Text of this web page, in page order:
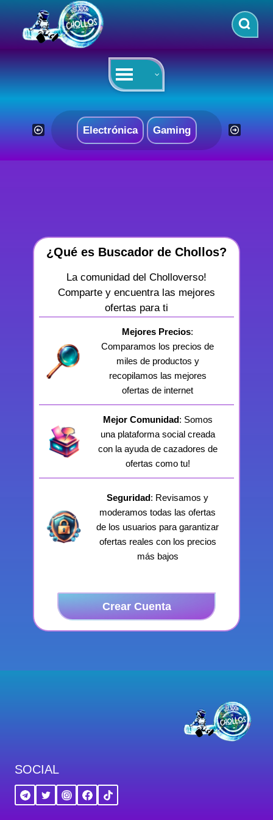
contenido
Electrónica Gaming
¿Qué es Buscador de Chollos?
La comunidad del Cholloverso!
Comparte y encuentra las mejores
ofertas para ti
Mejores Precios:
Comparamos los precios de
miles de productos y
recopilamos las mejores
ofertas de internet
Mejor Comunidad: Somos
una plataforma social creada
con la ayuda de cazadores de
ofertas como tu!
Seguridad: Revisamos y
moderamos todas las ofertas
de los usuarios para garantizar
ofertas reales con los precios
más bajos
Crear Cuenta
SOCIAL